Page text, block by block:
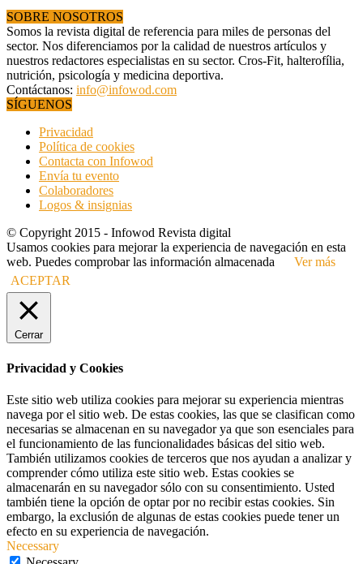
SOBRE NOSOTROS
Somos la revista digital de referencia para miles de personas del
sector. Nos diferenciamos por la calidad de nuestros artículos y
nuestros redactores especialistas en su sector. Cros-Fit, halterofília,
nutrición, psicología y medicina deportiva.
Contáctanos: info@infowod.com
SÍGUENOS
Privacidad
Política de cookies
Contacta con Infowod
Envía tu evento
Colaboradores
Logos & insignias
© Copyright 2015 - Infowod Revista digital
Usamos cookies para mejorar la experiencia de navegación en esta
web. Puedes comprobar las información almacenada
Ver más
ACEPTAR
Cerrar
Privacidad y Cookies
Este sitio web utiliza cookies para mejorar su experiencia mientras
navega por el sitio web. De estas cookies, las que se clasifican como
necesarias se almacenan en su navegador ya que son esenciales para
el funcionamiento de las funcionalidades básicas del sitio web.
También utilizamos cookies de terceros que nos ayudan a analizar y
comprender cómo utiliza este sitio web. Estas cookies se
almacenarán en su navegador sólo con su consentimiento. Usted
también tiene la opción de optar por no recibir estas cookies. Sin
embargo, la exclusión de algunas de estas cookies puede tener un
efecto en su experiencia de navegación.
Necessary